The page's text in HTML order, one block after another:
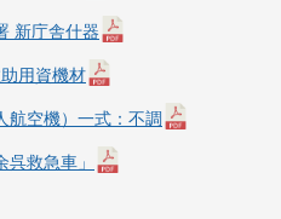
新庁舎什器
用資機材
航空機）一式：不調
救急車」